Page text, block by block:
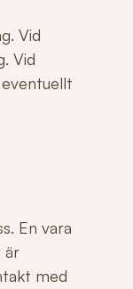
Vid
Vid
En vara
är
med